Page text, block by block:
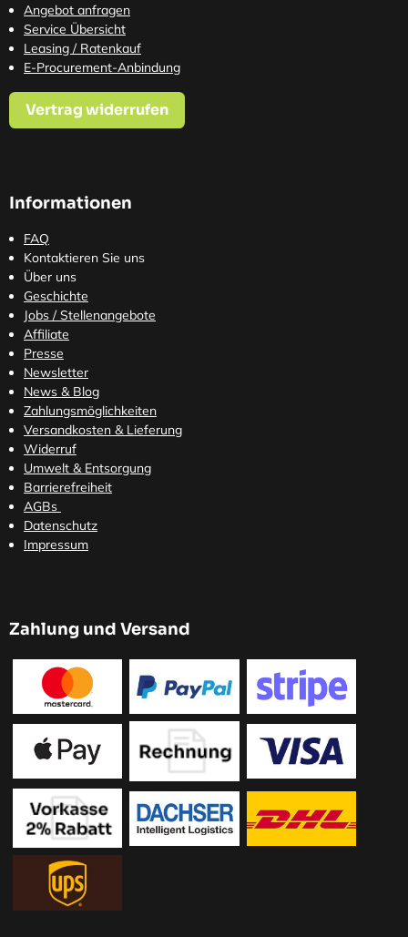
Angebot anfragen
Service Übersicht
Leasing / Ratenkauf
E-Procurement-Anbindung
Vertrag widerrufen
Informationen
FAQ
Kontaktieren Sie uns
Über uns
Geschichte
Jobs / Stellenangebote
Affiliate
Presse
Newsletter
News & Blog
Zahlungsmöglichkeiten
Versandkosten & Lieferung
Widerruf
Umwelt & Entsorgung
Barrierefreiheit
AGBs
Datenschutz
Impressum
Zahlung und Versand